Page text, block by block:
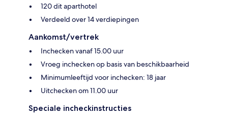
120 dit aparthotel
Verdeeld over 14 verdiepingen
Aankomst/vertrek
Inchecken vanaf 15.00 uur
Vroeg inchecken op basis van beschikbaarheid
Minimumleeftijd voor inchecken: 18 jaar
Uitchecken om 11.00 uur
Speciale incheckinstructies